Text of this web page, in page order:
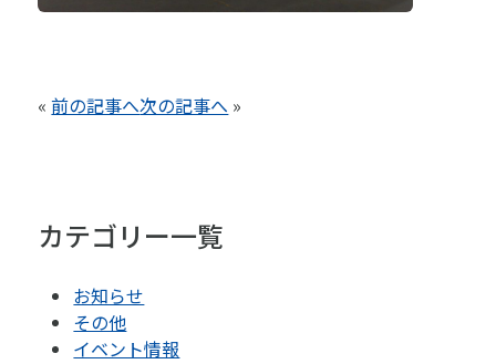
«前の記事へ次の記事へ »
カテゴリー一覧
お知らせ
その他
イベント情報